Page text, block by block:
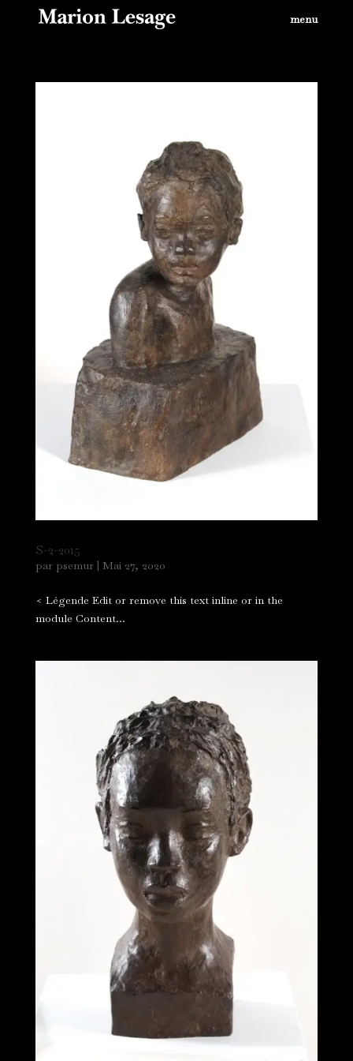
S-2-2015
par psemur | Mai 27, 2020
< Légende Edit or remove this text inline or in the
module Content...